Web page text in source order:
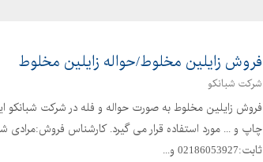
فروش زایلین مخلوط/حواله زایلین مخلوط
شرکت شبانکو
فروش زایلین مخلوط به صورت حواله و فله در شرکت شبانکو
ثابت:02186053927 و...